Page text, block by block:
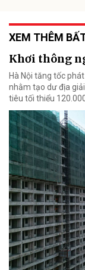
XEM THÊM
Khơi thông
Hà Nội tăng tốc
nhằm tạo dư địa
tiêu tối thiểu